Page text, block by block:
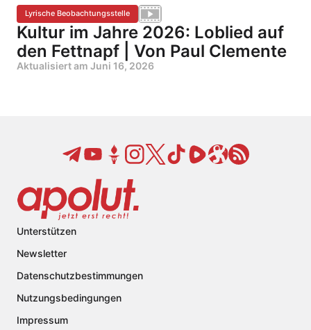
Lyrische Beobachtungsstelle
Kultur im Jahre 2026: Loblied auf
den Fettnapf | Von Paul Clemente
Aktualisiert am Juni 16, 2026
Unterstützen
Newsletter
Datenschutzbestimmungen
Nutzungsbedingungen
Impressum